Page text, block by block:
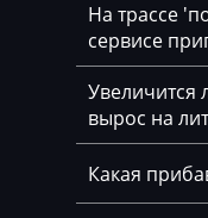
Buhler
BYD
Cadillac
Camc
Case
На трассе
сервисе
Увеличится
вырос на
Какая